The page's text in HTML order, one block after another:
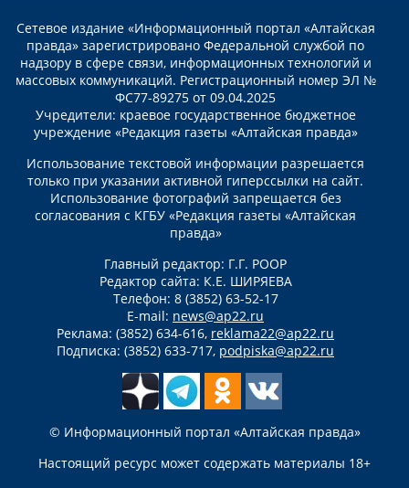
Сетевое издание «Информационный портал «Алтайская
правда» зарегистрировано Федеральной службой по
надзору в сфере связи, информационных технологий и
массовых коммуникаций. Регистрационный номер ЭЛ №
ФС77-89275 от 09.04.2025
Учредители: краевое государственное бюджетное
учреждение «Редакция газеты «Алтайская правда»
Использование текстовой информации разрешается
только при указании активной гиперссылки на сайт.
Использование фотографий запрещается без
согласования с КГБУ «Редакция газеты «Алтайская
правда»
Главный редактор: Г.Г. РООР
Редактор сайта: К.Е. ШИРЯЕВА
Телефон: 8 (3852) 63-52-17
E-mail: news@ap22.ru
Реклама: (3852) 634-616, reklama22@ap22.ru
Подписка: (3852) 633-717, podpiska@ap22.ru
© Информационный портал «Алтайская правда»
Настоящий ресурс может содержать материалы 18+